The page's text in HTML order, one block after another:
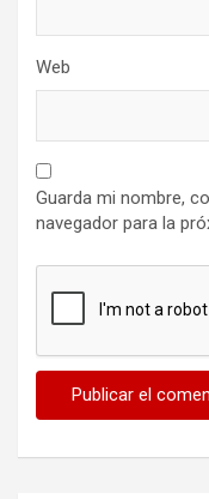
Web
Guarda mi nombre,
navegador para la